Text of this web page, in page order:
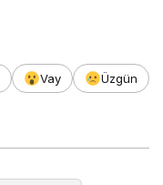
Vay
Üzgün